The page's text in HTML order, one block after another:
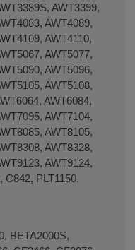
AWT3399,
AWT4089,
AWT4110,
AWT5077,
AWT5096,
AWT5108,
AWT6084,
AWT7104,
AWT8105,
AWT8328,
AWT9124,
C842, PLT1150.
BETA2000S,